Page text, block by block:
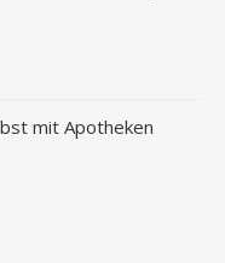
mit Apotheken